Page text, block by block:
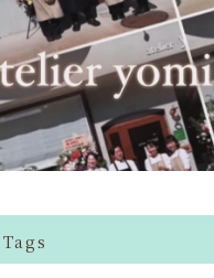
Tags